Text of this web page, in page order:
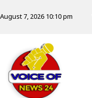
August 7, 2026 10:10 pm